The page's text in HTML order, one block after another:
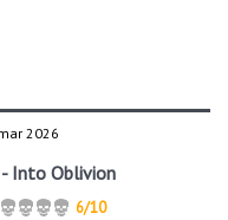
2026
Into Oblivion
6/10